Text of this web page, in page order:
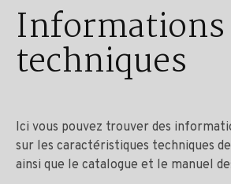
Informations
techniques
Ici vous pouvez trouver des
sur les caractéristiques techniques
ainsi que le catalogue et le manuel